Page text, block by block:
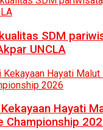
SDM
UNCLA
Hayati
Championship